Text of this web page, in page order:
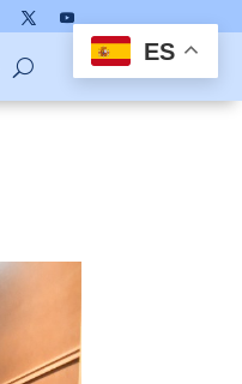
YouTube
ES